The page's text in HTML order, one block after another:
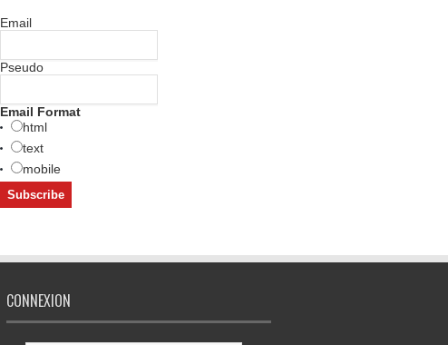
Email
Pseudo
Email Format
html
text
mobile
CONNEXION